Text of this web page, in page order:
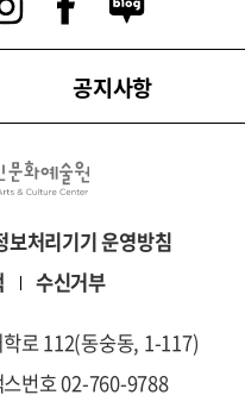
채널 이동 네이버블로
페이스북 이동
인스타그램 이동
공지사항
보처리기기 운영방침
수신거부
로 112(동숭동, 1-117)
스번호 02-760-9788